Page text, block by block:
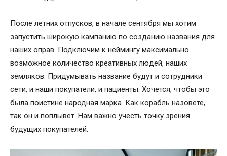
После летних отпусков, в начале сентября мы хотим
запустить широкую кампанию по созданию названия для
наших оправ. Подключим к неймингу максимально
возможное количество креативных людей, наших
земляков. Придумывать название будут и сотрудники
сети, и наши покупатели, и пациенты. Хочется, чтобы это
была поистине народная марка. Как корабль назовете,
так он и поплывет. Нам важно учесть точку зрения
будущих покупателей.